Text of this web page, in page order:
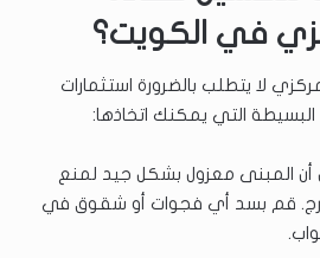
في الكويت؟
لا يتطلب بالضرورة استثمارات
التي يمكنك اتخاذها:
أن المبنى معزول بشكل جيد لمنع
قم بسد أي فجوات أو شقوق في